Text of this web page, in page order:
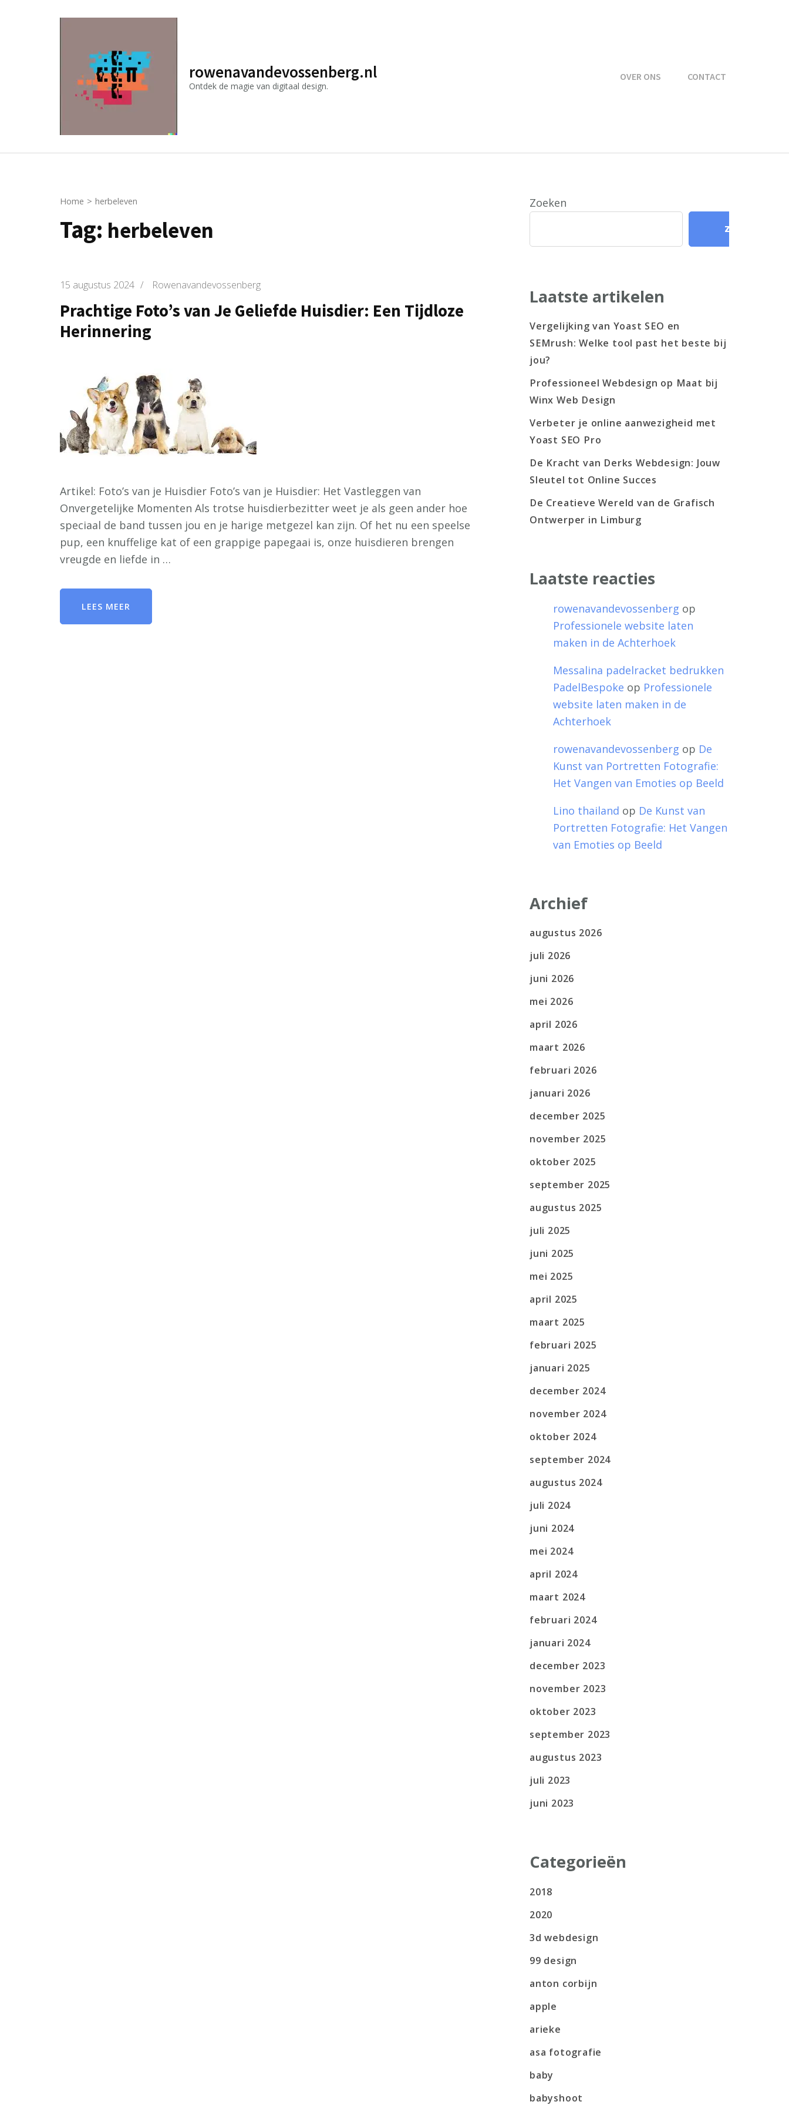
rowenavandevossenberg.nl
Ontdek de magie van digitaal design.
OVER ONS CONTACT
Home > herbeleven
Tag: herbeleven
15 augustus 2024 / Rowenavandevossenberg
Prachtige Foto’s van Je Geliefde Huisdier: Een Tijdloze
Herinnering
Artikel: Foto’s van je Huisdier Foto’s van je Huisdier: Het Vastleggen van
Onvergetelijke Momenten Als trotse huisdierbezitter weet je als geen ander hoe
speciaal de band tussen jou en je harige metgezel kan zijn. Of het nu een speelse
pup, een knuffelige kat of een grappige papegaai is, onze huisdieren brengen
vreugde en liefde in …
LEES MEER
Zoeken
Zoeken
Laatste artikelen
Vergelijking van Yoast SEO en
SEMrush: Welke tool past het beste bij
jou?
Professioneel Webdesign op Maat bij
Winx Web Design
Verbeter je online aanwezigheid met
Yoast SEO Pro
De Kracht van Derks Webdesign: Jouw
Sleutel tot Online Succes
De Creatieve Wereld van de Grafisch
Ontwerper in Limburg
Laatste reacties
rowenavandevossenberg op
Professionele website laten
maken in de Achterhoek
Messalina padelracket bedrukken
PadelBespoke op Professionele
website laten maken in de
Achterhoek
rowenavandevossenberg op De
Kunst van Portretten Fotografie:
Het Vangen van Emoties op Beeld
Lino thailand op De Kunst van
Portretten Fotografie: Het Vangen
van Emoties op Beeld
Archief
augustus 2026
juli 2026
juni 2026
mei 2026
april 2026
maart 2026
februari 2026
januari 2026
december 2025
november 2025
oktober 2025
september 2025
augustus 2025
juli 2025
juni 2025
mei 2025
april 2025
maart 2025
februari 2025
januari 2025
december 2024
november 2024
oktober 2024
september 2024
augustus 2024
juli 2024
juni 2024
mei 2024
april 2024
maart 2024
februari 2024
januari 2024
december 2023
november 2023
oktober 2023
september 2023
augustus 2023
juli 2023
juni 2023
Categorieën
2018
2020
3d webdesign
99 design
anton corbijn
apple
arieke
asa fotografie
baby
babyshoot